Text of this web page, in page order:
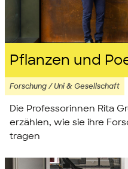
Pflanzen und
Forschung / Uni & Gesellschaft
Die Professorinnen Rita
erzählen, wie sie ihre
tragen